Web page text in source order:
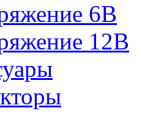
6В
12В